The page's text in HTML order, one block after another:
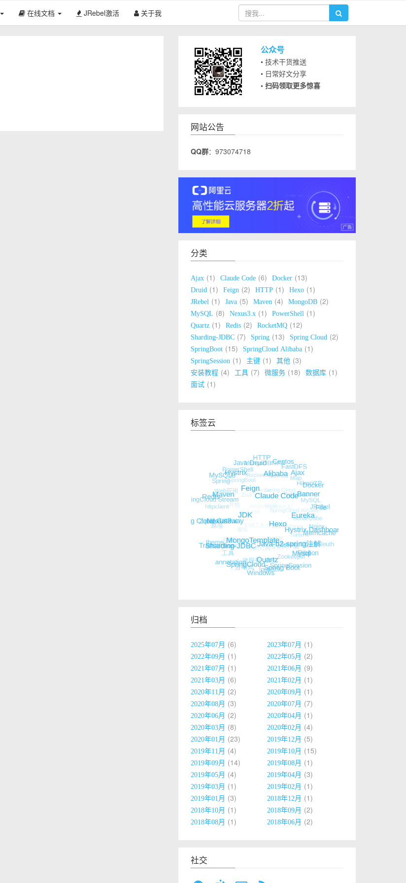
在线文档 JRebel激活 关于我
公众号
• 技术干货推送
• 日常好文分享
• 扫码领取更多惊喜
网站公告
QQ群：973074718
分类
Ajax 1 Claude Code 6 Docker 13
Druid 1 Feign 2 HTTP 1 Hexo 1
JRebel 1 Java 5 Maven 4 MongoDB 2
MySQL 8 Nexus3.x 1 PowerShell 1
Quartz 1 Redis 2 RocketMQ 12
Sharding-JDBC 7 Spring 13 Spring Cloud 2
SpringBoot 15 SpringCloud Alibaba 1
SpringSession 1 主键 1 其他 3
安装教程 4 工具 7 微服务 18 数据库 1
面试 1
标签云
归档
2025年07月 6 2023年07月 1
2022年09月 1 2022年05月 2
2021年07月 1 2021年06月 9
2021年03月 6 2021年02月 1
2020年11月 2 2020年09月 1
2020年08月 3 2020年07月 7
2020年06月 2 2020年04月 1
2020年03月 8 2020年02月 4
2020年01月 23 2019年12月 5
2019年11月 4 2019年10月 15
2019年09月 14 2019年08月 1
2019年05月 4 2019年04月 3
2019年03月 1 2019年02月 1
2019年01月 3 2018年12月 1
2018年10月 1 2018年09月 2
2018年08月 1 2018年06月 2
社交